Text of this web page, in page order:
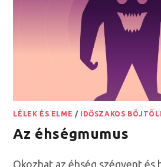
LÉLEK ÉS ELME / IDŐSZAKOS
Az éhségmumus
Okozhat az éhség szégyent és